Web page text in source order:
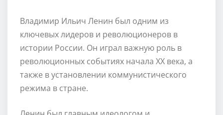
Владимир Ильич Ленин был одним из
ключевых лидеров и революционеров в
истории России. Он играл важную роль в
революционных событиях начала XX века, а
также в установлении коммунистического
режима в стране.